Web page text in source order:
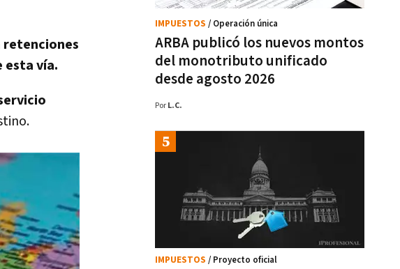
retenciones
esta vía.
ARBA publicó los nuevos montos
del monotributo unificado
desde agosto 2026
IMPUESTOS / Operación única
Por L.C.
IMPUESTOS / Proyecto oficial